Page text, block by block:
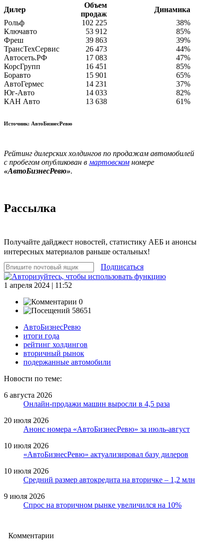
Дилер
Объем
продаж
Динамика
Рольф
102 225
38%
Ключавто
53 912
85%
Фреш
39 863
39%
ТрансТехСервис
26 473
44%
Автосеть.РФ
17 083
47%
КорсГрупп
16 451
85%
Боравто
15 901
65%
АвтоГермес
14 231
37%
Юг-Авто
14 033
82%
КАН Авто
13 638 61%
Источник: АвтоБизнесРевю
Рейтинг дилерских холдингов по продажам автомобилей
с пробегом опубликован в мартовском номере
«АвтоБизнесРевю».
Рассылка
Получайте дайджест новостей, статистику АЕБ и анонсы
интересных материалов раньше остальных!
Подписаться
1 апреля 2024 | 11:52
0
58651
АвтоБизнесРевю
итоги года
рейтинг холдингов
вторичный рынок
подержанные автомобили
Новости по теме:
6 августа 2026
Онлайн-продажи машин выросли в 4,5 раза
20 июля 2026
Анонс номера «АвтоБизнесРевю» за июль-август
10 июля 2026
«АвтоБизнесРевю» актуализировал базу дилеров
10 июля 2026
Средний размер автокредита на вторичке – 1,2 млн
9 июля 2026
Спрос на вторичном рынке увеличился на 10%
Комментарии